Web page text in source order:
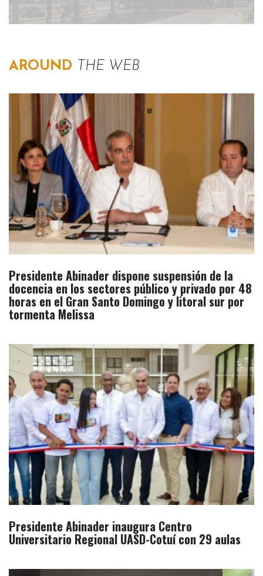
AROUND THE WEB
Presidente Abinader dispone suspensión de la
docencia en los sectores público y privado por 48
horas en el Gran Santo Domingo y litoral sur por
tormenta Melissa
Presidente Abinader inaugura Centro
Universitario Regional UASD-Cotuí con 29 aulas